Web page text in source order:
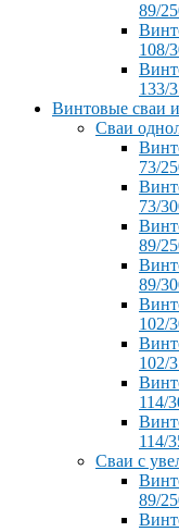
89/
108/
133/
Винтовые сваи
Сваи
73/
73/
89/
89/
102/
102/
114/
114/
Сваи с
89/